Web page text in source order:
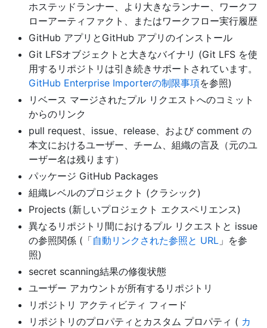
ホステッドランナー、より大きなランナー、ワークフ
ローアーティファクト、またはワークフロー実行履歴
GitHub アプリとGitHub アプリのインストール
Git LFSオブジェクトと大きなバイナリ (Git LFS を使
用するリポジトリは引き続きサポートされています。
GitHub Enterprise Importerの制限事項を参照)
リベース マージされたプル リクエストへのコミット
からのリンク
pull request、issue、release、および comment の
本文におけるユーザー、チーム、組織の言及（元のユ
ーザー名は残ります）
パッケージ GitHub Packages
組織レベルのプロジェクト (クラシック)
Projects (新しいプロジェクト エクスペリエンス)
異なるリポジトリ間におけるプル リクエストと issue
の参照関係 (「自動リンクされた参照と URL 」を参
照)
secret scanning結果の修復状態
ユーザー アカウントが所有するリポジトリ
リポジトリ アクティビティ フィード
リポジトリのプロパティとカスタム プロパティ ( カ